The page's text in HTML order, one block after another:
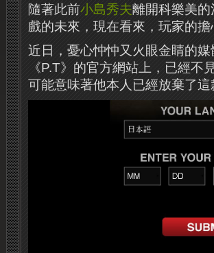
隨著此前小島秀夫離開科樂美
戲的未來，現在看來，玩家的擔
近日，憂心忡忡又火眼金睛的
《P.T》的官方網站上，已經不
可能意味著他本人已經放棄了這